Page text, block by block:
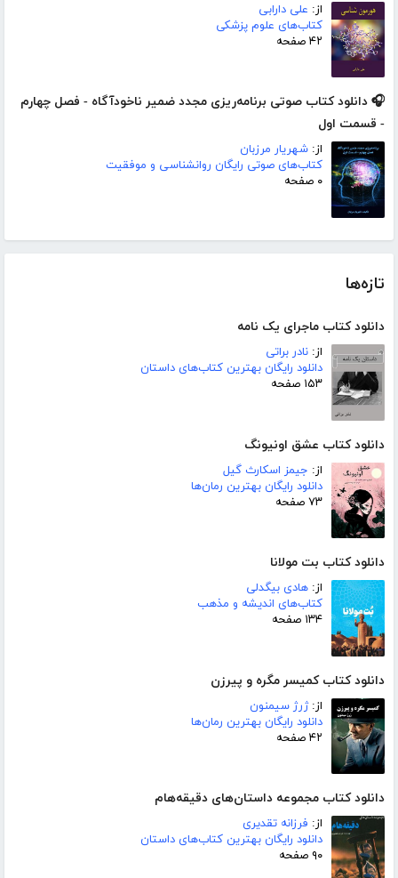
از: علی دارابی
کتاب‌های علوم پزشکی
۴۲ صفحه
🎧 دانلود کتاب صوتی برنامه‌ریزی مجدد ضمیر ناخودآگاه - فصل چهارم
- قسمت اول
از: شهریار مرزبان
کتاب‌های صوتی رایگان روانشناسی و موفقیت
۰ صفحه
تازه‌ها
دانلود کتاب ماجرای یک نامه
از: نادر براتی
دانلود رایگان بهترین کتاب‌های داستان
۱۵۳ صفحه
دانلود کتاب عشق اونیونگ
از: جیمز اسکارث گیل
دانلود رایگان بهترین رمان‌ها
۷۳ صفحه
دانلود کتاب بت مولانا
از: هادی بیگدلی
کتاب‌های اندیشه و مذهب
۱۳۴ صفحه
دانلود کتاب کمیسر مگره و پیرزن
از:ژرژ سیمنون
دانلود رایگان بهترین رمان‌ها
۴۲ صفحه
دانلود کتاب مجموعه داستان‌های دقیقه‌هام
از: فرزانه تقدیری
دانلود رایگان بهترین کتاب‌های داستان
۹۰ صفحه